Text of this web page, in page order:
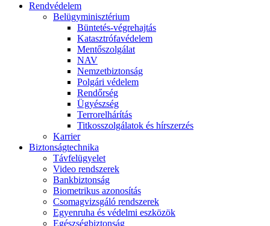
Rendvédelem
Belügyminisztérium
Büntetés-végrehajtás
Katasztrófavédelem
Mentőszolgálat
NAV
Nemzetbiztonság
Polgári védelem
Rendőrség
Ügyészség
Terrorelhárítás
Titkosszolgálatok és hírszerzés
Karrier
Biztonságtechnika
Távfelügyelet
Video rendszerek
Bankbiztonság
Biometrikus azonosítás
Csomagvizsgáló rendszerek
Egyenruha és védelmi eszközök
Egészségbiztonság